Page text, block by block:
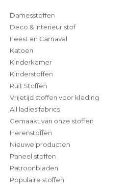
Damesstoffen
Deco & Interieur stof
Feest en Carnaval
Katoen
Kinderkamer
Kinderstoffen
Ruit Stoffen
Vrijetijd stoffen voor kleding
All ladies fabrics
Gemaakt van onze stoffen
Herenstoffen
Nieuwe producten
Paneel stoffen
Patroonbladen
Populaire stoffen